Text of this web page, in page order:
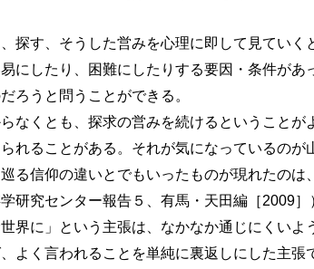
探す、そうした営みを心理に即して見ていく
にしたり、困難にしたりする要因・条件が
ろうと問うことができる。
なくとも、探求の営みを続けるということが
れることがある。それが気になっているのが
る信仰の違いとでもいったものが現れたの
研究センター報告５、有馬・天田編［2009
界に」という主張は、なかなか通じにくいよ
よく言われることを単純に裏返しにした主張